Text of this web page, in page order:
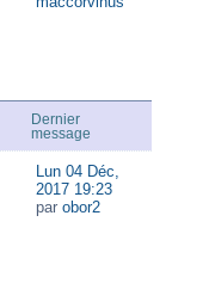
Dernier
message
Lun 04 Déc,
2017 19:23
par obor2